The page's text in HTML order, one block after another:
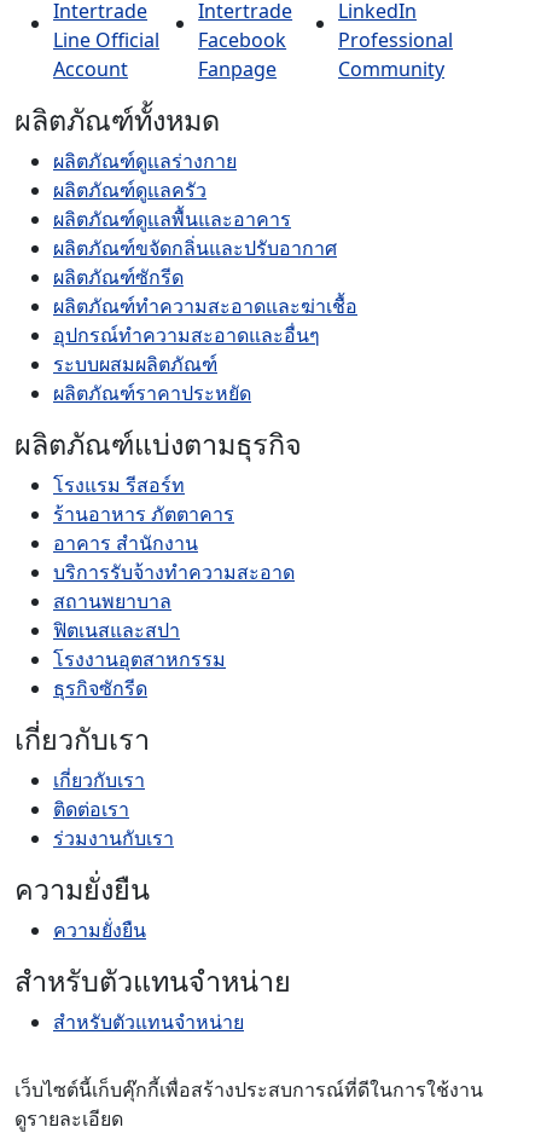
ผลิตภัณฑ์ทั้งหมด
ผลิตภัณฑ์ดูแลร่างกาย
ผลิตภัณฑ์ดูแลครัว
ผลิตภัณฑ์ดูแลพื้นและอาคาร
ผลิตภัณฑ์ขจัดกลิ่นและปรับอากาศ
ผลิตภัณฑ์ซักรีด
ผลิตภัณฑ์ทำความสะอาดและฆ่าเชื้อ
อุปกรณ์ทำความสะอาดและอื่นๆ
ระบบผสมผลิตภัณฑ์
ผลิตภัณฑ์ราคาประหยัด
ผลิตภัณฑ์แบ่งตามธุรกิจ
โรงแรม รีสอร์ท
ร้านอาหาร ภัตตาคาร
อาคาร สำนักงาน
บริการรับจ้างทำความสะอาด
สถานพยาบาล
ฟิตเนสและสปา
โรงงานอุตสาหกรรม
ธุรกิจซักรีด
เกี่ยวกับเรา
เกี่ยวกับเรา
ติดต่อเรา
ร่วมงานกับเรา
ความยั่งยืน
ความยั่งยืน
สำหรับตัวแทนจำหน่าย
สำหรับตัวแทนจำหน่าย
เว็บไซต์นี้เก็บคุ๊กกี้เพื่อสร้างประสบการณ์ที่ดีในการใช้งาน
ดูรายละเอียด